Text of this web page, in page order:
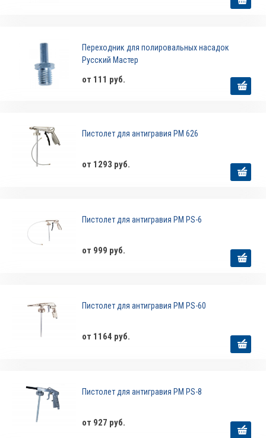
Переходник для полировальных насадок
Русский Мастер
от 111 руб.
Пистолет для антигравия РМ 626
от 1293 руб.
Пистолет для антигравия РМ PS-6
от 999 руб.
Пистолет для антигравия РМ PS-60
от 1164 руб.
Пистолет для антигравия РМ PS-8
от 927 руб.